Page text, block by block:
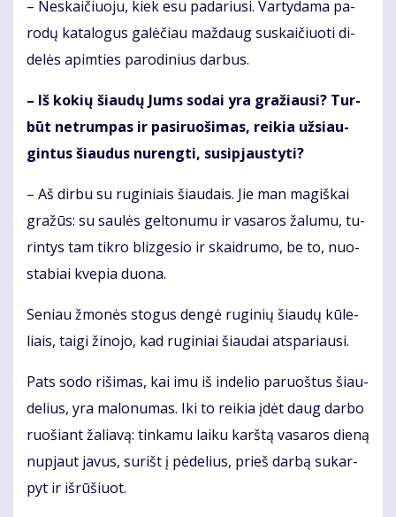
– Ne­skai­čiuo­ju, kiek esu pa­da­riu­si. Var­ty­da­ma pa­
ro­dų ka­ta­lo­gus ga­lė­čiau maž­daug su­skai­čiuo­ti di­
de­lės ap­im­ties pa­ro­di­nius dar­bus.
– Iš ko­kių šiau­dų Jums so­dai yra gra­žiau­si? Tur­
būt ne­trum­pas ir pa­si­ruo­ši­mas, rei­kia už­si­au­
gin­tus šiau­dus nu­reng­ti, su­si­pjaus­ty­ti?
– Aš dir­bu su ru­gi­niais šiau­dais. Jie man ma­giš­kai
gra­žūs: su sau­lės gel­to­nu­mu ir va­sa­ros ža­lu­mu, tu­
rin­tys tam tik­ro bliz­ge­sio ir skaid­ru­mo, be to, nuo­
sta­biai kve­pia duo­na.
Se­niau žmo­nės sto­gus den­gė ru­gi­nių šiau­dų kū­le­
liais, tai­gi ži­no­jo, kad ru­gi­niai šiau­dai at­spa­riau­si.
Pats so­do ri­ši­mas, kai imu iš in­de­lio pa­ruoš­tus šiau­
de­lius, yra ma­lo­nu­mas. Iki to rei­kia įdėt daug dar­bo
ruo­šiant ža­lia­vą: tin­ka­mu lai­ku karš­tą va­sa­ros die­ną
nu­pjaut ja­vus, su­rišt į pė­de­lius, prieš dar­bą su­kar­
pyt ir iš­rū­šiuot.